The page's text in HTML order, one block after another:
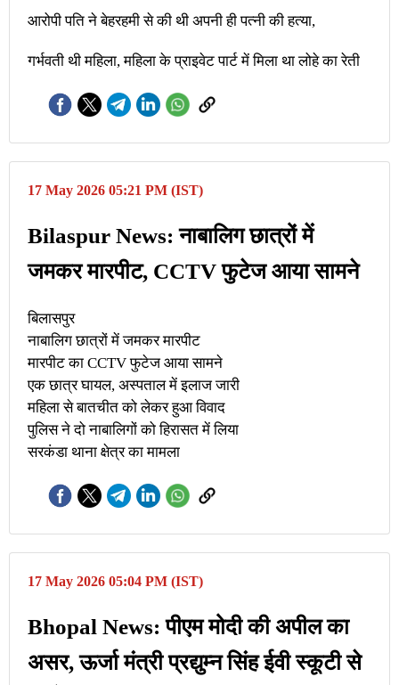
आरोपी पति ने बेहरहमी से की थी अपनी ही पत्नी की हत्या,
गर्भवती थी महिला, महिला के प्राइवेट पार्ट में मिला था लोहे का रेती
17 May 2026 05:21 PM (IST)
Bilaspur News: नाबालिग छात्रों में
जमकर मारपीट, CCTV फुटेज आया सामने
बिलासपुर
नाबालिग छात्रों में जमकर मारपीट
मारपीट का CCTV फुटेज आया सामने
एक छात्र घायल, अस्पताल में इलाज जारी
महिला से बातचीत को लेकर हुआ विवाद
पुलिस ने दो नाबालिगों को हिरासत में लिया
सरकंडा थाना क्षेत्र का मामला
17 May 2026 05:04 PM (IST)
Bhopal News: पीएम मोदी की अपील का
असर, ऊर्जा मंत्री प्रद्युम्न सिंह ईवी स्कूटी से